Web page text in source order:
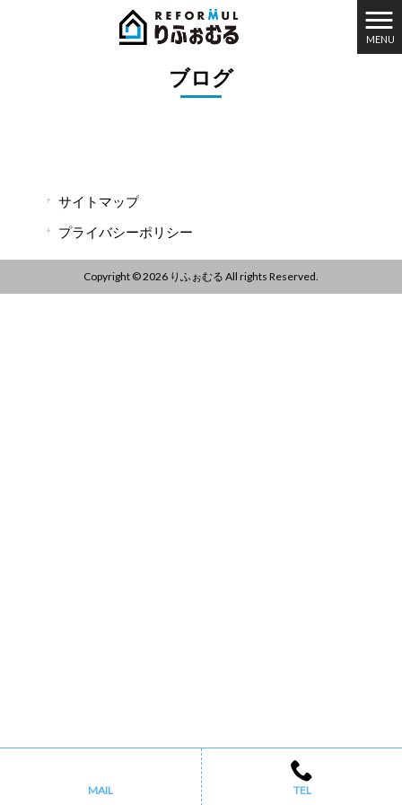
MENU
ブログ
ブログ
サイトマップ
プライバシーポリシー
Copyright © 2026 りふぉむる All rights Reserved.
MAIL TEL